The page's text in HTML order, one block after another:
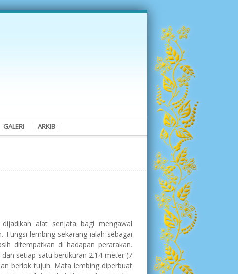
GALERI ARKIB
alat senjata bagi mengawal
Fungsi lembing sekarang ialah sebagai
ditempatkan di hadapan perarakan.
setiap satu berukuran 2.14 meter (7
berlok tujuh. Mata lembing diperbuat